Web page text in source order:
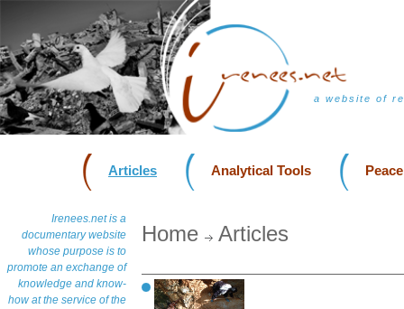
a website of
Articles Analytical Tools
Irenees.net is a
documentary website
whose purpose is to
promote an exchange of
knowledge and know-
how at the service of the
Home Articles